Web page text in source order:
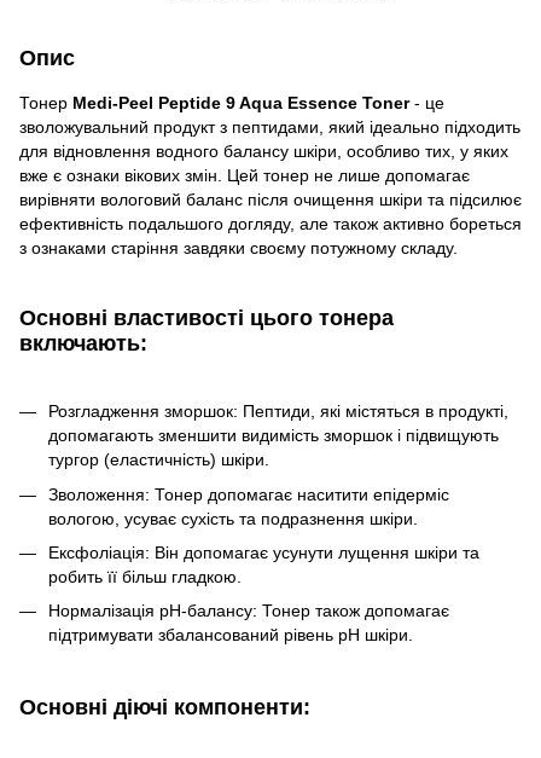
Опис
Тонер Medi-Peel Peptide 9 Aqua Essence Toner- це
зволожувальний продукт з пептидами, який ідеально підходить
для відновлення водного балансу шкіри, особливо тих, у яких
вже є ознаки вікових змін. Цей тонер не лише допомагає
вирівняти вологовий баланс після очищення шкіри та підсилює
ефективність подальшого догляду, але також активно бореться
з ознаками старіння завдяки своєму потужному складу.
Основні властивості цього тонера
включають:
Розгладження зморшок: Пептиди, які містяться в продукті,
допомагають зменшити видимість зморшок і підвищують
тургор (еластичність) шкіри.
Зволоження: Тонер допомагає наситити епідерміс
вологою, усуває сухість та подразнення шкіри.
Ексфоліація: Він допомагає усунути лущення шкіри та
робить її більш гладкою.
Нормалізація pH-балансу: Тонер також допомагає
підтримувати збалансований рівень pH шкіри.
Основні діючі компоненти: